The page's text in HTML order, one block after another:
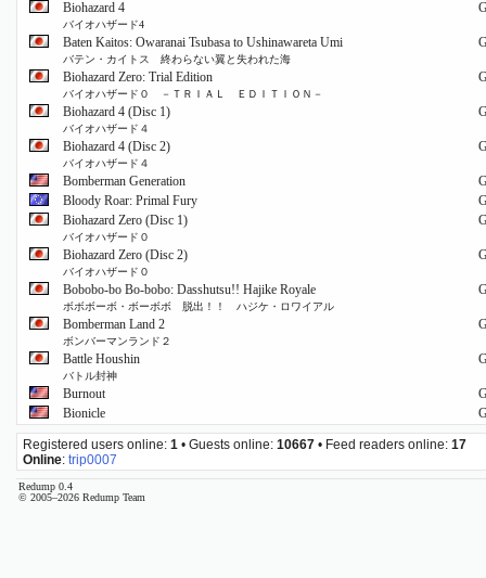
Biohazard 4
バイオハザード4
Baten Kaitos: Owaranai Tsubasa to Ushinawareta Umi
バテン・カイトス 終わらない翼と失われた海
Biohazard Zero: Trial Edition
バイオハザード０ －ＴＲＩＡＬ ＥＤＩＴＩＯＮ－
Biohazard 4 (Disc 1)
バイオハザード４
Biohazard 4 (Disc 2)
バイオハザード４
Bomberman Generation
Bloody Roar: Primal Fury
Biohazard Zero (Disc 1)
バイオハザード０
Biohazard Zero (Disc 2)
バイオハザード０
Bobobo-bo Bo-bobo: Dasshutsu!! Hajike Royale
ボボボーボ・ボーボボ 脱出！！ ハジケ・ロワイアル
Bomberman Land 2
ボンバーマンランド２
Battle Houshin
バトル封神
Burnout
Bionicle
Registered users online: 1 • Guests online: 10667 • Feed readers online: 17
Online: trip0007
Redump 0.4
© 2005–2026 Redump Team